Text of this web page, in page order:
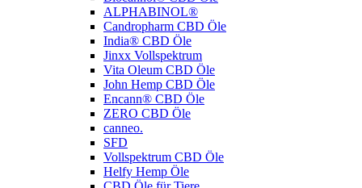
ALPHABINOL®
Candropharm CBD Öle
India® CBD Öle
Jinxx Vollspektrum
Vita Oleum CBD Öle
John Hemp CBD Öle
Encann® CBD Öle
ZERO CBD Öle
canneo.
SFD
Vollspektrum CBD Öle
Helfy Hemp Öle